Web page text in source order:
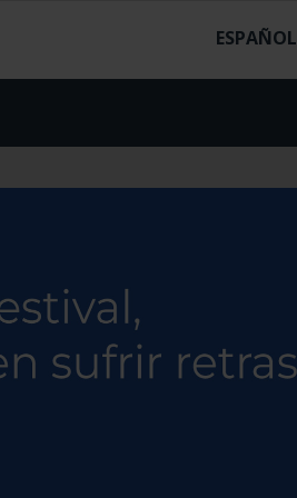
ESPAÑOL